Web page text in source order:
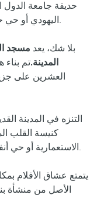
حديقة جامعة الدول
اليهودي أو حي حبوس. (المكان المثالي لشراء الحرف المحلية).
بلا شك، يعد مسجد
المدينة.تم بناء
العشرين على
التنزه في المدينة
كنيسة القلب
الاستعمارية أو حي أنفا الراقي، هي تجارب يجب ألا يفوتها الزوار أيضًا.
يتمتع عشاق الأفلام
الأصل من منشأة